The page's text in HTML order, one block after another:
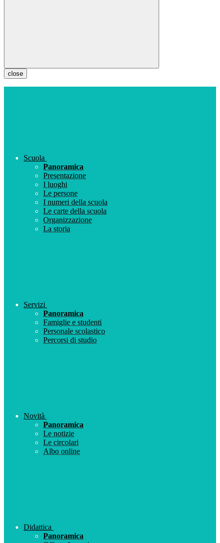
close
Scuola
Panoramica
Presentazione
I luoghi
Le persone
I numeri della scuola
Le carte della scuola
Organizzazione
La storia
Servizi
Panoramica
Famiglie e studenti
Personale scolastico
Percorsi di studio
Novità
Panoramica
Le notizie
Le circolari
Albo online
Didattica
Panoramica